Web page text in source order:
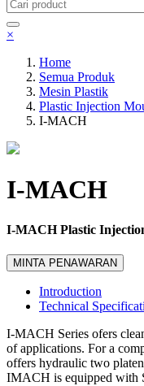
×
Home
Semua Produk
Mesin Plastik
Plastic Injection
I-MACH
I-MACH
I-MACH Plastic
MINTA PENAWARAN
Introduction
Technical
I-MACH Series ofers
of applications. For a
offers hydraulic two
IMACH is equipped with